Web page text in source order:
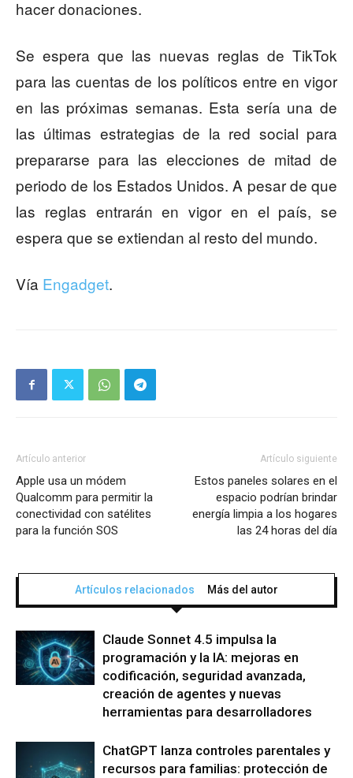
hacer donaciones.
Se espera que las nuevas reglas de TikTok
para las cuentas de los políticos entre en vigor
en las próximas semanas. Esta sería una de
las últimas estrategias de la red social para
prepararse para las elecciones de mitad de
periodo de los Estados Unidos. A pesar de que
las reglas entrarán en vigor en el país, se
espera que se extiendan al resto del mundo.
Vía Engadget.
Artículo anterior
Apple usa un módem
Qualcomm para permitir la
conectividad con satélites
para la función SOS
Artículo siguiente
Estos paneles solares en el
espacio podrían brindar
energía limpia a los hogares
las 24 horas del día
Artículos relacionados Más del autor
Claude Sonnet 4.5 impulsa la
programación y la IA: mejoras en
codificación, seguridad avanzada,
creación de agentes y nuevas
herramientas para desarrolladores
ChatGPT lanza controles parentales y
recursos para familias: protección de